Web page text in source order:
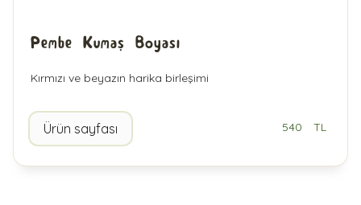
Pembe Kumaş Boyası
Kırmızı ve beyazın harika birleşimi
Ürün sayfası 540 TL